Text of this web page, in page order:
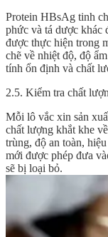
Protein HBsAg tinh
phức và tá dược khác
được thực hiện trong
chẽ về nhiệt độ, độ
tính ổn định và chất
2.5. Kiểm tra chất
Mỗi lô vắc xin sản
chất lượng khắt khe
trùng, độ an toàn,
mới được phép đưa
sẽ bị loại bỏ.